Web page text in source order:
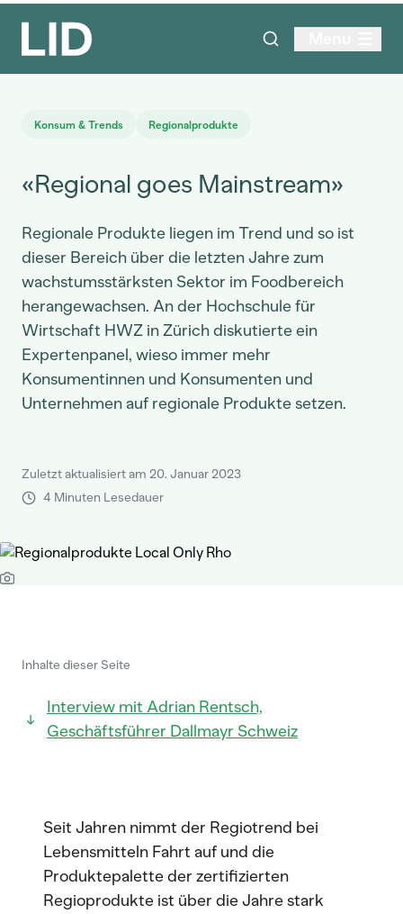
Konsum & Trends Regionalprodukte
«Regional goes Mainstream»
Regionale Produkte liegen im Trend und so ist
dieser Bereich über die letzten Jahre zum
wachstumsstärksten Sektor im Foodbereich
herangewachsen. An der Hochschule für
Wirtschaft HWZ in Zürich diskutierte ein
Expertenpanel, wieso immer mehr
Konsumentinnen und Konsumenten und
Unternehmen auf regionale Produkte setzen.
Zuletzt aktualisiert am 20. Januar 2023
4 Minuten Lesedauer
Inhalte dieser Seite
Interview mit Adrian Rentsch,
Geschäftsführer Dallmayr Schweiz
Seit Jahren nimmt der Regiotrend bei
Lebensmitteln Fahrt auf und die
Produktepalette der zertifizierten
Regioprodukte ist über die Jahre stark